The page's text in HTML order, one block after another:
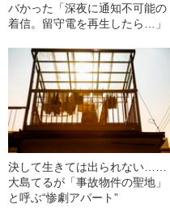
バかった「深夜に通知不可能の
着信。留守電を再生したら…」
決して生きては出られない……
大島てるが「事故物件の聖地」
と呼ぶ“惨劇アパート”